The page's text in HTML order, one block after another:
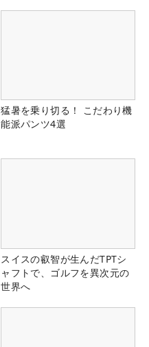
猛暑を乗り切る！ こだわり機
能派パンツ4選
スイスの叡智が生んだTPTシ
ャフトで、ゴルフを異次元の
世界へ